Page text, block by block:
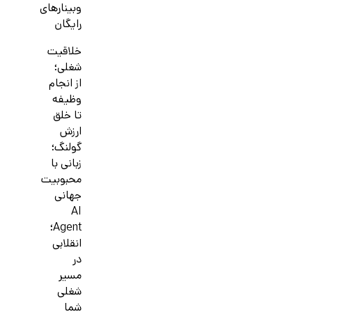
وبینارهای
رایگان
خلاقیت
شغلی؛
از انجام
وظیفه
تا خلق
ارزش
گولنگ؛
زبانی با
محبوبیت
جهانی
AI
Agent؛
انقلابی
در
مسیر
شغلی